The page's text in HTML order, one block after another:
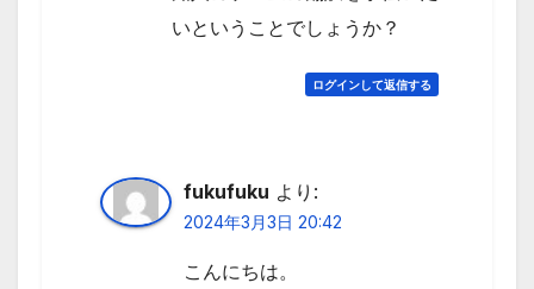
いということでしょうか？
ログインして返信する
fukufuku より:
2024年3月3日 20:42
こんにちは。